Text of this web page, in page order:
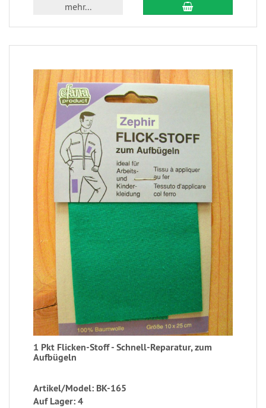
mehr...
1 Pkt Flicken-Stoff - Schnell-Reparatur, zum
Aufbügeln
Artikel/Model: BK-165
Auf Lager: 4